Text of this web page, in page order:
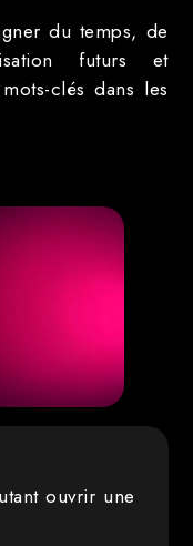
du temps, de
futurs et
clés dans les
ouvrir une